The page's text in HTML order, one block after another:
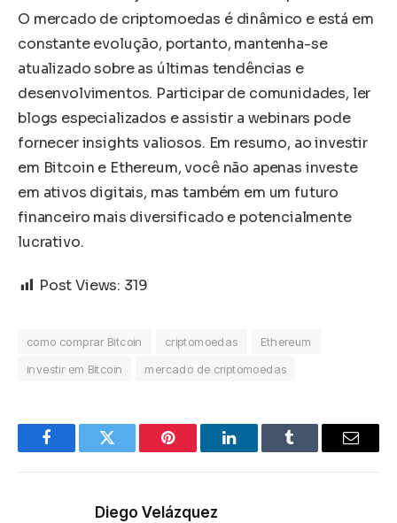
O mercado de criptomoedas é dinâmico e está em
constante evolução, portanto, mantenha-se
atualizado sobre as últimas tendências e
desenvolvimentos. Participar de comunidades, ler
blogs especializados e assistir a webinars pode
fornecer insights valiosos. Em resumo, ao investir
em Bitcoin e Ethereum, você não apenas investe
em ativos digitais, mas também em um futuro
financeiro mais diversificado e potencialmente
lucrativo.
Post Views: 319
como comprar Bitcoin criptomoedas
Ethereum
investir em Bitcoin
mercado de criptomoedas
FacebookTwitter Pinterest LinkedInTumblr Email
Diego Velázquez